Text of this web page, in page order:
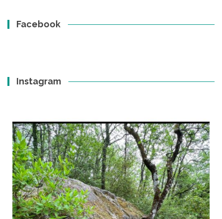
Facebook
Instagram